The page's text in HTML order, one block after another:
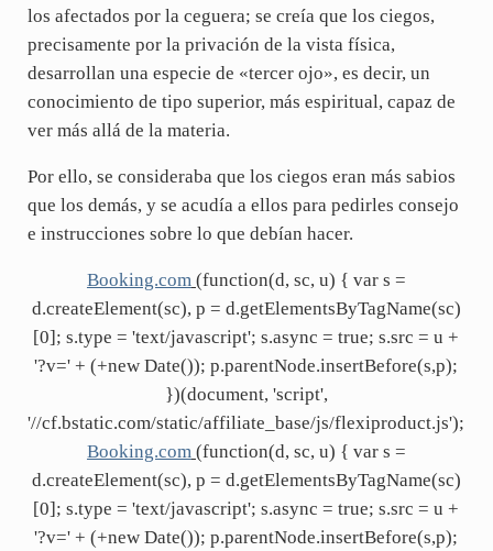
los afectados por la ceguera; se creía que los ciegos,
precisamente por la privación de la vista física,
desarrollan una especie de «tercer ojo», es decir, un
conocimiento de tipo superior, más espiritual, capaz de
ver más allá de la materia.
Por ello, se consideraba que los ciegos eran más sabios
que los demás, y se acudía a ellos para pedirles consejo
e instrucciones sobre lo que debían hacer.
Booking.com (function(d, sc, u) { var s =
d.createElement(sc), p = d.getElementsByTagName(sc)
[0]; s.type = 'text/javascript'; s.async = true; s.src = u +
'?v=' + (+new Date()); p.parentNode.insertBefore(s,p);
})(document, 'script',
'//cf.bstatic.com/static/affiliate_base/js/flexiproduct.js');
Booking.com (function(d, sc, u) { var s =
d.createElement(sc), p = d.getElementsByTagName(sc)
[0]; s.type = 'text/javascript'; s.async = true; s.src = u +
'?v=' + (+new Date()); p.parentNode.insertBefore(s,p);